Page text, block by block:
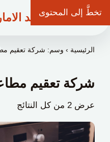
تخطَّ إلى المحتوى
شركة وعد
الرئيسية › وسم: شركة تعقيم
شركة تعقيم
عرض ⁦2⁩ من كل النتائج